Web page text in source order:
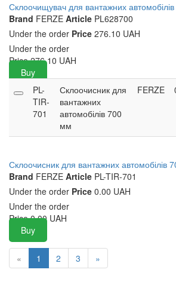
Склоочищувач для вантажних
Brand FERZE Article PL628700
Under the order Price 276.10 UAH
Under the order
Price 276.10 UAH
Buy
PL-
TIR-
701
Склоочисник для
вантажних
автомобілів 700
мм
FERZE
Склоочисник для вантажних автомобілів
Brand FERZE Article PL-TIR-701
Under the order Price 0.00 UAH
Under the order
Price 0.00 UAH
Buy
« 1 2 3 »